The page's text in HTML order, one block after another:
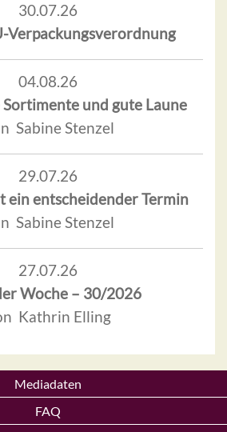
30.07.26
Verpackungsverordnung
04.08.26
und gute Laune
Sabine Stenzel
29.07.26
ein entscheidender Termin
Sabine Stenzel
27.07.26
Woche – 30/2026
Kathrin Elling
Mediadaten
FAQ